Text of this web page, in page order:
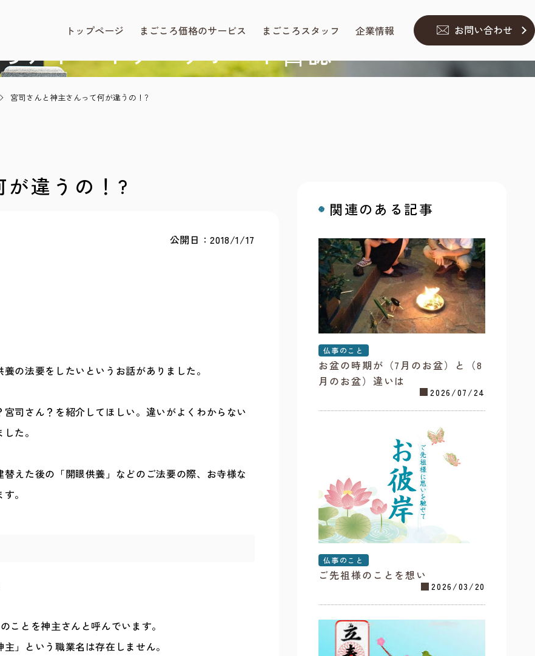
まごころ価格.com
トップページ まごころ価格のサービス まごころスタッフ 企業情報 お問い合わせ
アドバイザーサポート⽇誌
宮司さんと神主さんって何が違うの！?
違うの！?
公開日：2018/1/17
の法要をしたいというお話がありました。
司さん？を紹介してほしい。違いがよくわからない
た。
えた後の「開眼供養」などのご法要の際、お寺様な
。
とを神主さんと呼んでいます。
」という職業名は存在しません。
関連のある記事
仏事のこと
2026/07/24
お盆の時期が（7月のお盆）と（8
月のお盆）違いは
仏事のこと
2026/03/20
ご先祖様のことを想い